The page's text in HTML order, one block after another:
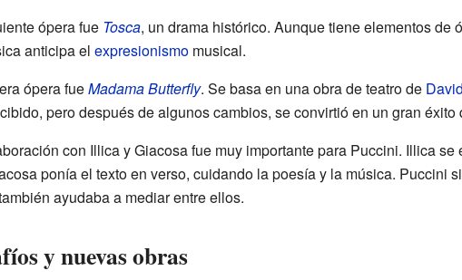
ópera fue Tosca, un drama histórico. Aunque tiene elementos de
anticipa el expresionismomusical.
ópera fueMadama Butterfly. Se basa en una obra de teatro de
pero después de algunos cambios, se convirtió en un gran éxito
con Illica y Giacosa fue muy importante para Puccini. Illica
ponía el texto en verso, cuidando la poesía y la música. Puccini
ayudaba a mediar entre ellos.
y nuevas obras